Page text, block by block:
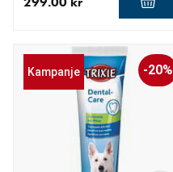
Kampanje -20%